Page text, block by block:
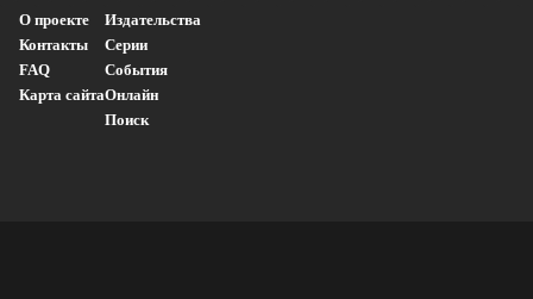
О проекте
Контакты
FAQ
Карта сайта
Издательства
Серии
События
Онлайн
Поиск